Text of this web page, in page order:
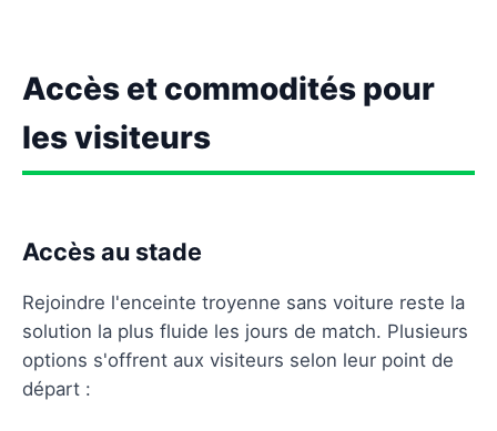
Accès et commodités pour
les visiteurs
Accès au stade
Rejoindre l'enceinte troyenne sans voiture reste la
solution la plus fluide les jours de match. Plusieurs
options s'offrent aux visiteurs selon leur point de
départ :